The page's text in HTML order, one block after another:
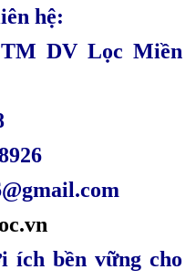
hệ:
DV Lọc Miền
ích bền vững cho